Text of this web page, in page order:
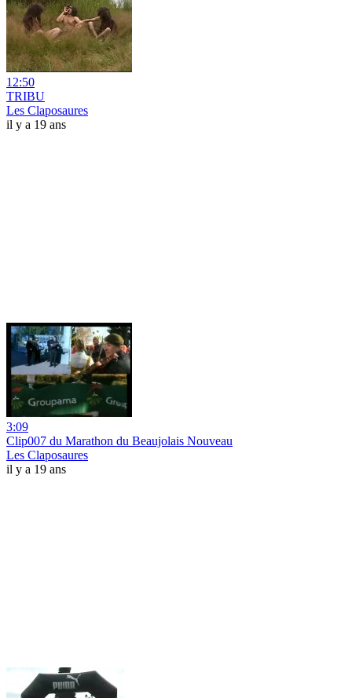
12:50
TRIBU
Les Claposaures
il y a 19 ans
3:09
Clip007 du Marathon du Beaujolais Nouveau
Les Claposaures
il y a 19 ans